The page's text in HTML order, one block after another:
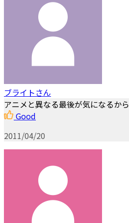
ブライトさん
アニメと異なる最後が気になるから
Good
2011/04/20